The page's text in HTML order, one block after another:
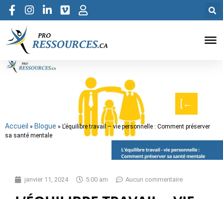
[←
Accueil » Blogue » L’équilibre travail – vie personnelle : Comment préserver
sa santé mentale
janvier 11, 2024 5:00 am Aucun commentaire